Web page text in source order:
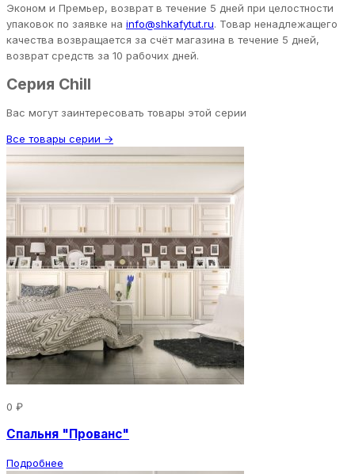
Эконом и Премьер, возврат в течение 5 дней при целостности
упаковок по заявке на info@shkafytut.ru. Товар ненадлежащего
качества возвращается за счёт магазина в течение 5 дней,
возврат средств за 10 рабочих дней.
Серия Chill
Вас могут заинтересовать товары этой серии
Все товары серии →
0 ₽
Спальня "Прованс"
Подробнее